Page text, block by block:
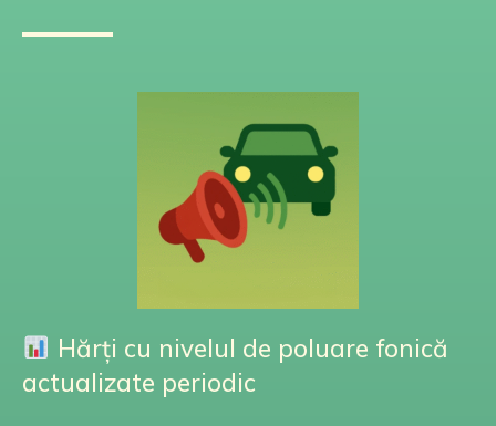
Hărți cu nivelul de poluare fonică
actualizate periodic